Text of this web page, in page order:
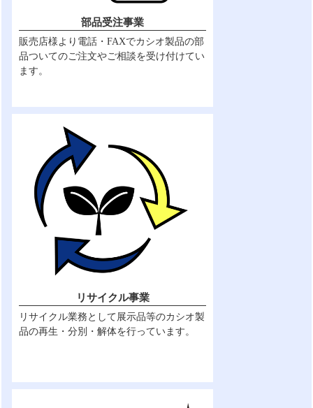
部品受注事業
販売店様より電話・FAXでカシオ製品の部
品ついてのご注文やご相談を受け付けてい
ます。
リサイクル事業
リサイクル業務として展示品等のカシオ製
品の再生・分別・解体を行っています。